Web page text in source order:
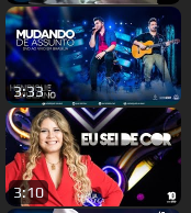
3:33
3:10